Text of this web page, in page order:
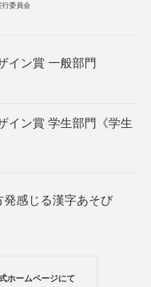
行委員会
イン賞 一般部門
イン賞 学生部門《学生
発感じる漢字あそび
ホームページにて